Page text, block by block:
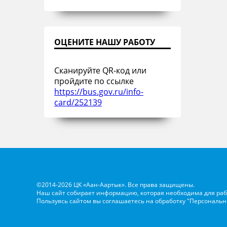
ОЦЕНИТЕ НАШУ РАБОТУ
Сканируйте QR-код или
пройдите по ссылке
https://bus.gov.ru/info-
card/252139
©2014-2026 ЦК «Аан-Аартык». Все права защищены.
Наш сайт собирает информацию, которая необходима для
Пользуясь сайтом вы соглашаетесь на обработку